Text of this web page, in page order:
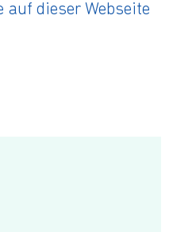
auf dieser Webseite